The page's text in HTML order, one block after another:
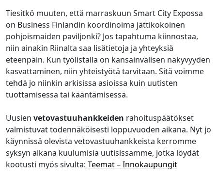
Tiesitkö muuten, että marraskuun Smart City Expossa
on Business Finlandin koordinoima jättikokoinen
pohjoismaiden paviljonki? Jos tapahtuma kiinnostaa,
niin ainakin Riinalta saa lisätietoja ja yhteyksiä
eteenpäin. Kun työlistalla on kansainvälisen näkyvyyden
kasvattaminen, niin yhteistyötä tarvitaan. Sitä voimme
tehdä jo niinkin arkisissa asioissa kuin uutisten
tuottamisessa tai kääntämisessä.
Uusien vetovastuuhankkeiden rahoituspäätökset
valmistuvat todennäköisesti loppuvuoden aikana. Nyt jo
käynnissä olevista vetovastuuhankkeista kerromme
syksyn aikana kuulumisia uutisissamme, jotka löydät
kootusti myös sivulta: Teemat – Innokaupungit